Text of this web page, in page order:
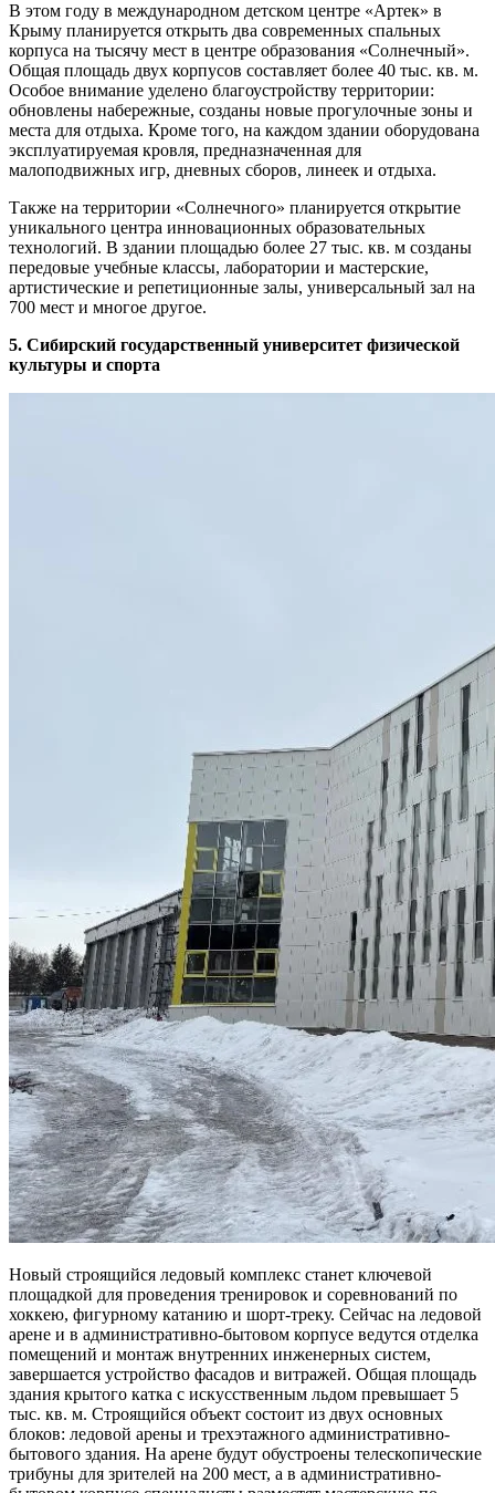
В этом году в международном детском центре «Артек» в
Крыму планируется открыть два современных спальных
корпуса на тысячу мест в центре образования «Солнечный».
Общая площадь двух корпусов составляет более 40 тыс. кв. м.
Особое внимание уделено благоустройству территории:
обновлены набережные, созданы новые прогулочные зоны и
места для отдыха. Кроме того, на каждом здании оборудована
эксплуатируемая кровля, предназначенная для
малоподвижных игр, дневных сборов, линеек и отдыха.
Также на территории «Солнечного» планируется открытие
уникального центра инновационных образовательных
технологий. В здании площадью более 27 тыс. кв. м созданы
передовые учебные классы, лаборатории и мастерские,
артистические и репетиционные залы, универсальный зал на
700 мест и многое другое.
5. Сибирский государственный университет физической
культуры и спорта
Новый строящийся ледовый комплекс станет ключевой
площадкой для проведения тренировок и соревнований по
хоккею, фигурному катанию и шорт-треку. Сейчас на ледовой
арене и в административно-бытовом корпусе ведутся отделка
помещений и монтаж внутренних инженерных систем,
завершается устройство фасадов и витражей. Общая площадь
здания крытого катка с искусственным льдом превышает 5
тыс. кв. м. Строящийся объект состоит из двух основных
блоков: ледовой арены и трехэтажного административно-
бытового здания. На арене будут обустроены телескопические
трибуны для зрителей на 200 мест, а в административно-